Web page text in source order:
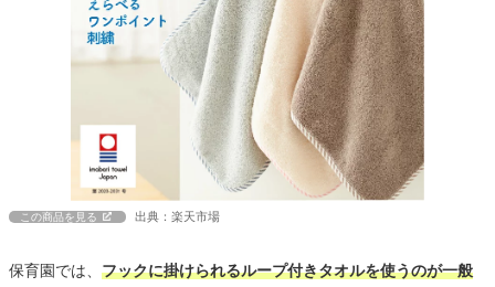
この商品を見る 出典：楽天市場
保育園では、 フックに掛けられるループ付きタオルを使うのが一般